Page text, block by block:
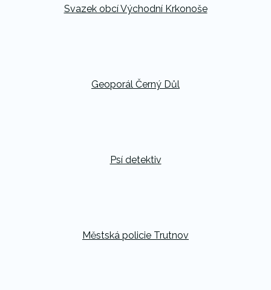
Svazek obcí Východní Krkonoše
Geoporál Černý Důl
Psí detektiv
Městská policie Trutnov